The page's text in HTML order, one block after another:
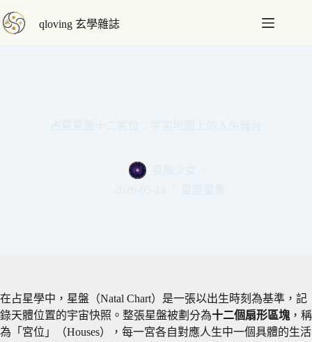
至
qloving 玄學雜誌
在占星學中，星盤（Natal Chart）是一張以出生時刻為基準，記
錄天體位置的宇宙快照。整張星盤被劃分為十二個扇形區塊 ，稱
為「宮位」（Houses），每一宮各自對應人生中一個具體的生活